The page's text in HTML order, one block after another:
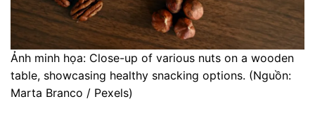
Ảnh minh họa: Close-up of various nuts on a wooden
table, showcasing healthy snacking options. (Nguồn:
Marta Branco / Pexels)